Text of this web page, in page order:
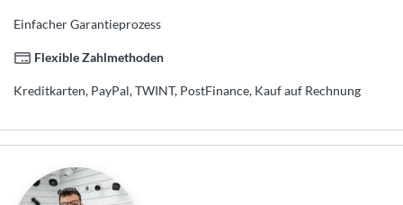
Einfacher Garantieprozess
Flexible Zahlmethoden
Kreditkarten, PayPal, TWINT, PostFinance, Kauf auf Rechnung